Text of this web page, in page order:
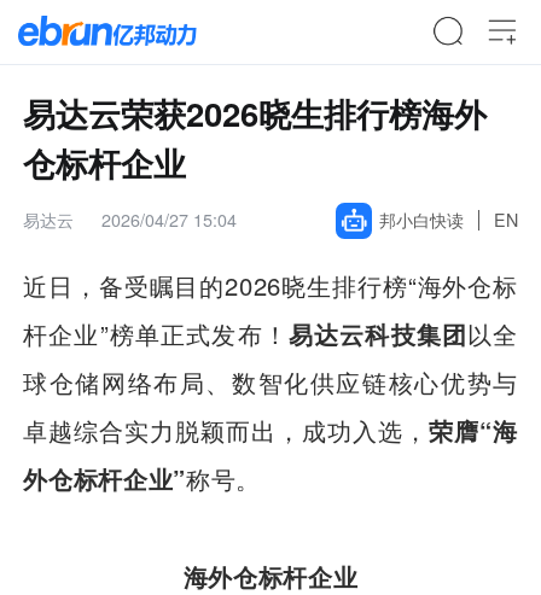
易达云荣获2026晓生排行榜海外
仓标杆企业
易达云 2026/04/27 15:04 邦小白快读 EN
近日，备受瞩目的2026晓生排行榜“海外仓标
杆企业”榜单正式发布！ 易达云科技集团以全
球仓储网络布局、数智化供应链核心优势与
卓越综合实力脱颖而出，成功入选，荣膺“海
外仓标杆企业”称号。
海外仓标杆企业